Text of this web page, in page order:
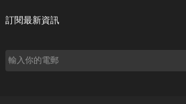
訂閱最新資訊